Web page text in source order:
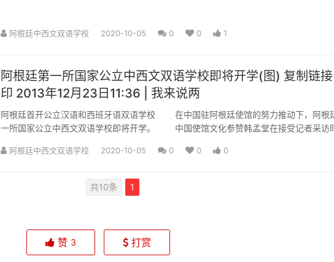
阿根廷中西文双语学校 2020-10-05 0 0 1
阿根廷第一所国家公立中西文双语学校即将开学(图) 复制链
印 2013年12月23日11:36 | 我来说两
阿根廷首开公立汉语和西班牙语双语学校 在中国驻阿根廷使馆的努力推动下，阿根
一所国家公立中西文双语学校即将开学。 中国使馆文化参赞韩孟堂在接受记者采访
阿根廷中西文双语学校 2020-10-05 0 0 0
共10条 1
赞 3 打赏